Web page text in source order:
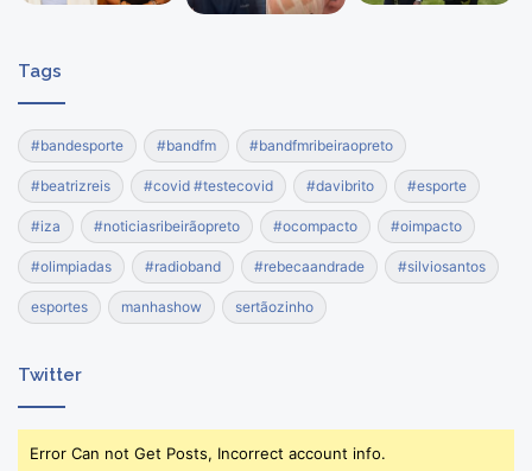
Tags
#bandesporte #bandfm #bandfmribeiraopreto
#beatrizreis #covid #testecovid #davibrito #esporte
#iza #noticiasribeirãopreto #ocompacto #oimpacto
#olimpiadas #radioband #rebecaandrade #silviosantos
esportes manhashow sertãozinho
Twitter
Error Can not Get Posts, Incorrect account info.